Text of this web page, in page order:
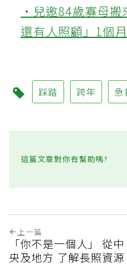
‧兒邀84歲寡母搬
還有人照顧」1個
踩踏 跨年 急
這篇文章對你有幫助嗎?
上一篇
「你不是一個人」 從中
央及地方 了解長照資源